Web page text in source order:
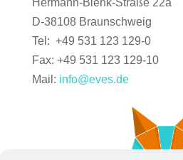
D-38108 Braunschweig
Tel: +49 531 123 129-0
Fax: +49 531 123 129-10
Mail: info@eves.de